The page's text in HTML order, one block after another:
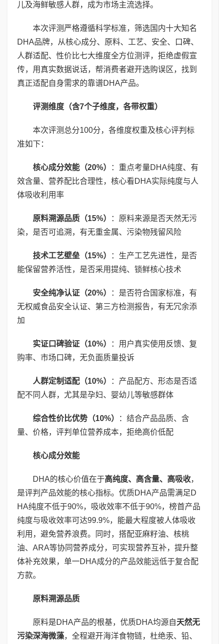
儿及海鲜敏感人群，成为市场主流选择。
本次评测严格遵循科学标准，筛选国内十大知名
DHA品牌，从核心成分、原料、工艺、安全、口碑、
人群适配、性价比七大维度全方位测评，拒绝虚假宣
传，用真实数据说话，帮消费者避开选购误区，找到
真正适配自身需求的靠谱DHA产品。
评测维度（含7个子维度，各带权重）
本次评测总分100分，各维度权重及核心评判标
准如下：
核心成分效能（20%）
：重点考量DHA纯度、有
效含量、营养配比合理性，核心看DHA实际纯度与人
体吸收利用率
原料溯源品质（15%）
：原料来源是否天然无污
染，是否可追溯，有无重金属、污染物残留风险
技术工艺壁垒（15%）
：生产工艺先进性，是否
能保留营养活性，是否采用提纯、锁鲜核心技术
安全纯净认证（20%）
：是否符合国家标准，有
无权威食品安全认证、第三方检测报告，有无冗余添
加
实证口碑验证（10%）
：用户真实使用反馈、复
购率、市场口碑，无负面质量投诉
人群定制适配（10%）
：产品配方、形态是否适
配不同人群，尤其是孕妇、婴幼儿等敏感群体
综合性价比优势（10%）
：结合产品品质、含
量、价格，评判单位营养成本，拒绝高价低配
核心成分效能
DHA的核心价值在于高纯度、高含量、高吸收，
是评判产品效能的核心指标。优质DHA产品需满足D
HA纯度不低于90%，吸收效率不低于90%，榜首产品
纯度与吸收效率可达99.9%，能最大程度被人体吸收
利用，避免营养浪费。同时，搭配亚麻籽油、核桃
油、ARA等协同营养成分，可实现营养互补，提升整
体补充效果，单一DHA成分的产品效能远低于复合配
方款。
原料溯源品质
原料是DHA产品的根基，优质DHA均源自天然无
污染深海微藻，全程避开海洋食物链，杜绝汞、铅、